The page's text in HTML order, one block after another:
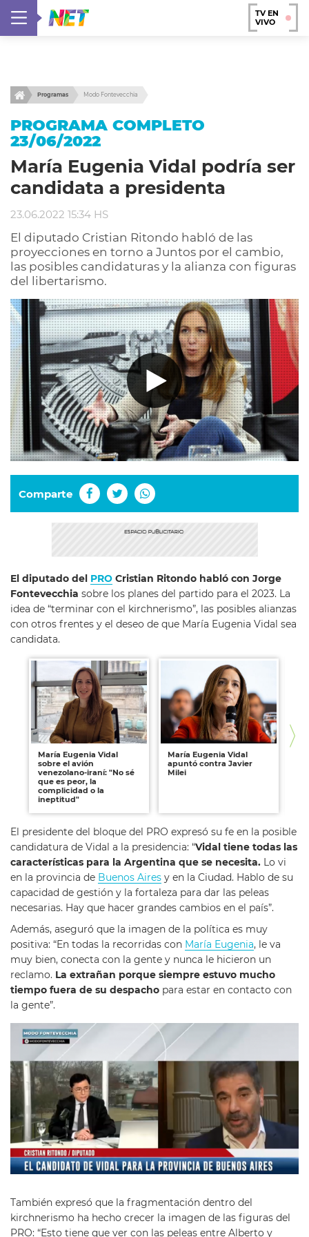
TV EN
VIVO
Programas Modo Fontevecchia
PROGRAMA COMPLETO
23/06/2022
María Eugenia Vidal podría ser
candidata a presidenta
23.06.2022 15:34 HS
El diputado Cristian Ritondo habló de las
proyecciones en torno a Juntos por el cambio,
las posibles candidaturas y la alianza con figuras
del libertarismo.
Comparte
El diputado del PRO Cristian Ritondo habló con Jorge
Fontevecchia sobre los planes del partido para el 2023. La
idea de “terminar con el kirchnerismo”, las posibles alianzas
con otros frentes y el deseo de que María Eugenia Vidal sea
candidata.
María Eugenia Vidal
sobre el avión
venezolano-iraní: "No sé
que es peor, la
complicidad o la
ineptitud"
María Eugenia Vidal
apuntó contra Javier
Milei
El presidente del bloque del PRO expresó su fe en la posible
candidatura de Vidal a la presidencia: “Vidal tiene todas las
características para la Argentina que se necesita. Lo vi
en la provincia de Buenos Aires y en la Ciudad. Hablo de su
capacidad de gestión y la fortaleza para dar las peleas
necesarias. Hay que hacer grandes cambios en el país”.
Además, aseguró que la imagen de la política es muy
positiva: “En todas la recorridas con María Eugenia, le va
muy bien, conecta con la gente y nunca le hicieron un
reclamo. La extrañan porque siempre estuvo mucho
tiempo fuera de su despacho para estar en contacto con
la gente”.
También expresó que la fragmentación dentro del
kirchnerismo ha hecho crecer la imagen de las figuras del
PRO: “Esto tiene que ver con las peleas entre Alberto y